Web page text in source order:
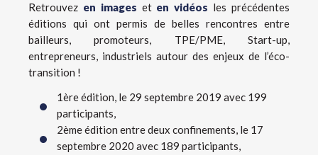
Retrouvez en images et en vidéos les précédentes
éditions qui ont permis de belles rencontres entre
bailleurs, promoteurs, TPE/PME, Start-up,
entrepreneurs, industriels autour des enjeux de l’éco-
transition !
1ère édition, le 29 septembre 2019 avec 199
participants,
2ème édition entre deux confinements, le 17
septembre 2020 avec 189 participants,